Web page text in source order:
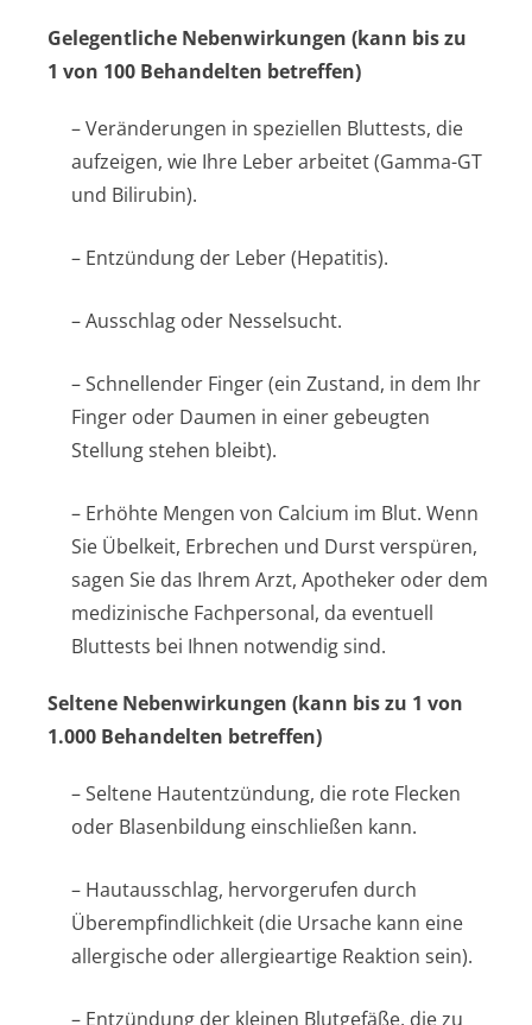
Gelegentliche Nebenwirkungen (kann bis zu
1 von 100 Behandelten betreffen)
– Veränderungen in speziellen Bluttests, die
aufzeigen, wie Ihre Leber arbeitet (Gamma-GT
und Bilirubin).
– Entzündung der Leber (Hepatitis).
– Ausschlag oder Nesselsucht.
– Schnellender Finger (ein Zustand, in dem Ihr
Finger oder Daumen in einer gebeugten
Stellung stehen bleibt).
– Erhöhte Mengen von Calcium im Blut. Wenn
Sie Übelkeit, Erbrechen und Durst verspüren,
sagen Sie das Ihrem Arzt, Apotheker oder dem
medizinische Fachpersonal, da eventuell
Bluttests bei Ihnen notwendig sind.
Seltene Nebenwirkungen (kann bis zu 1 von
1.000 Behandelten betreffen)
– Seltene Hautentzündung, die rote Flecken
oder Blasenbildung einschließen kann.
– Hautausschlag, hervorgerufen durch
Überempfindlichkeit (die Ursache kann eine
allergische oder allergieartige Reaktion sein).
– Entzündung der kleinen Blutgefäße, die zu